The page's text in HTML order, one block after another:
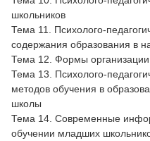
школьников
Тема 11. Психолого-
содержания образования в
Тема 12. Формы
Тема 13. Психолого-
методов обучения в
школы
Тема 14. Современные
обучении младших